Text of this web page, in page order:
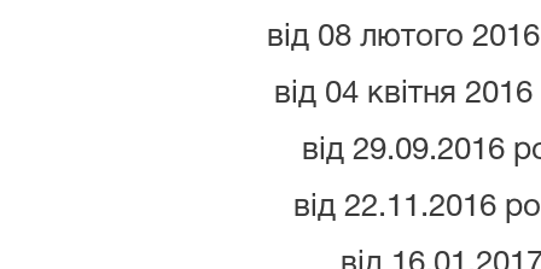
від 08 лютого
від 04 квітня
від 29.09.2016
від 22.11.2016